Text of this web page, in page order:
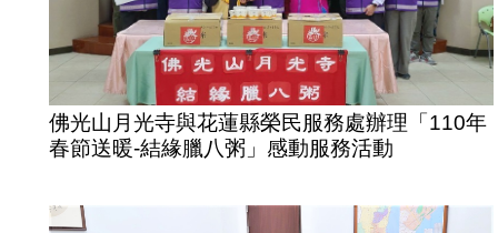
佛光山月光寺與花蓮縣榮民服務處辦理「110年
春節送暖-結緣臘八粥」感動服務活動